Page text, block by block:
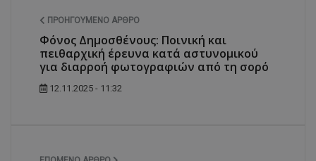
ΠΡΟΗΓΟΎΜΕΝΟ ΆΡΘΡΟ
Φόνος Δημοσθένους: Ποινική και
πειθαρχική έρευνα κατά αστυνομικού
για διαρροή φωτογραφιών από τη σορό
12.11.2025 - 11:32